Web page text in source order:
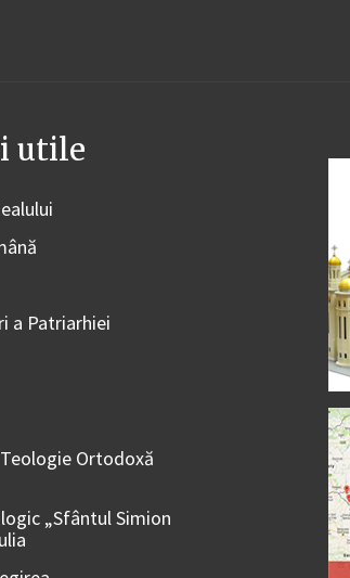
utile
a Patriarhiei
Ortodoxă
„Sfântul Simion